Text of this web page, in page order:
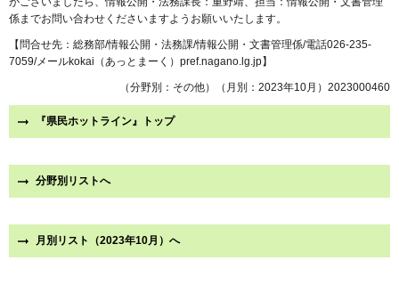
係までお問い合わせくださいますようお願いいたします。
【問合せ先：総務部/情報公開・法務課/情報公開・文書管理係/電話026-235-
7059/メールkokai（あっとまーく）pref.nagano.lg.jp】
（分野別：その他）（月別：2023年10月）2023000460
『県民ホットライン』トップ
分野別リストへ
月別リスト（2023年10月）へ